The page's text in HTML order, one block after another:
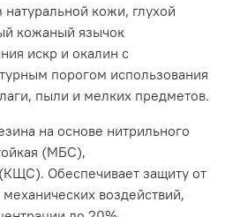
кожи, глухой
кожаный язычок
искр и окалин с
порогом использования
пыли и мелких предметов.
на основе нитрильного
(МБС),
Обеспечивает защиту от
воздействий,